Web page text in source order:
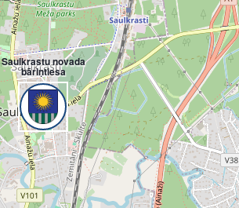
Saulkrastu novada
bāriņtiesa